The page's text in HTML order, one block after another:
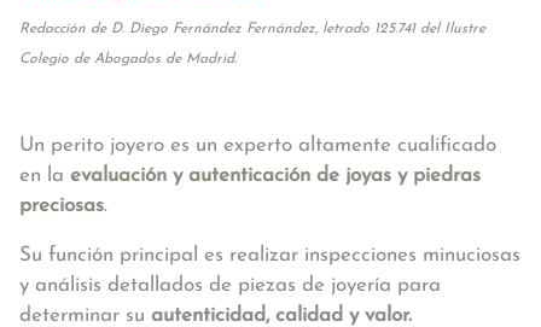
Redacción de D. Diego Fernández Fernández, letrado 125.741 del Ilustre
Colegio de Abogados de Madrid.
Un perito joyero es un experto altamente cualificado
en la evaluación y autenticación de joyas y piedras
preciosas.
Su función principal es realizar inspecciones minuciosas
y análisis detallados de piezas de joyería para
determinar su autenticidad, calidad y valor.